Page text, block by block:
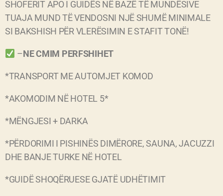
SHOFERIT APO I GUIDËS NË BAZË TË MUNDËSIVE
TUAJA MUND TË VENDOSNI NJË SHUMË MINIMALE
SI BAKSHISH PËR VLERËSIMIN E STAFIT TONË!
–NE CMIM PERFSHIHET
*TRANSPORT ME AUTOMJET KOMOD
*AKOMODIM NË HOTEL 5*
*MËNGJESI + DARKA
*PËRDORIMI I PISHINËS DIMËRORE, SAUNA, JACUZZI
DHE BANJE TURKE NË HOTEL
*GUIDË SHOQËRUESE GJATË UDHËTIMIT